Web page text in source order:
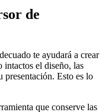
de
te ayudará a crear
intactos el diseño, las
presentación. Esto es lo
que conserve las